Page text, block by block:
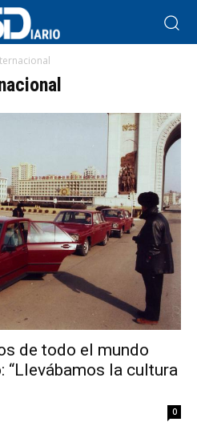
de todo el mundo
“Llevábamos la cultura
0